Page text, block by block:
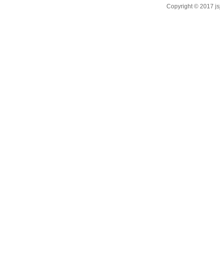
Copyright © 2017